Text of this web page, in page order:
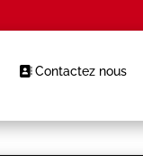
Contactez nous